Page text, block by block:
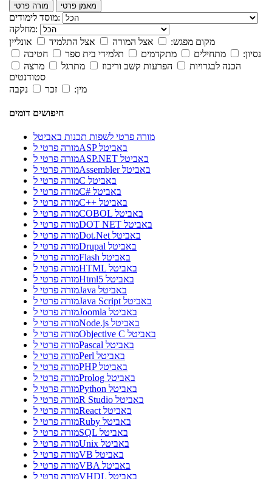
מורה פרטי מאמן פרטי
מוסד לימודים:
מחלקה:
מקום מפגש:
אצל המורה אצל התלמיד
אונליין
נסיון:
מתחילים מתקדמים תלמידי בית ספר
חטיבה
הכנה לבגרויות
הפרעות קשב וריכוז מתרגל
מרצה
סטודנטים
מין:
זכר נקבה
חיפושים דומים
מורה פרטי לשפות תכנות באביטל
מורה פרטי לASP באביטל
מורה פרטי לASP.NET באביטל
מורה פרטי לAssembler באביטל
מורה פרטי לC באביטל
מורה פרטי לC# באביטל
מורה פרטי לC++ באביטל
מורה פרטי לCOBOL באביטל
מורה פרטי לDOT NET באביטל
מורה פרטי לDot.Net באביטל
מורה פרטי לDrupal באביטל
מורה פרטי לFlash באביטל
מורה פרטי לHTML באביטל
מורה פרטי לHtml5 באביטל
מורה פרטי לJava באביטל
מורה פרטי לJava Script באביטל
מורה פרטי לJoomla באביטל
מורה פרטי לNode.js באביטל
מורה פרטי לObjective C באביטל
מורה פרטי לPascal באביטל
מורה פרטי לPerl באביטל
מורה פרטי לPHP באביטל
מורה פרטי לProlog באביטל
מורה פרטי לPython באביטל
מורה פרטי לR Studio באביטל
מורה פרטי לReact באביטל
מורה פרטי לRuby באביטל
מורה פרטי לSQL באביטל
מורה פרטי לUnix באביטל
מורה פרטי לVB באביטל
מורה פרטי לVBA באביטל
מורה פרטי לVHDL באביטל